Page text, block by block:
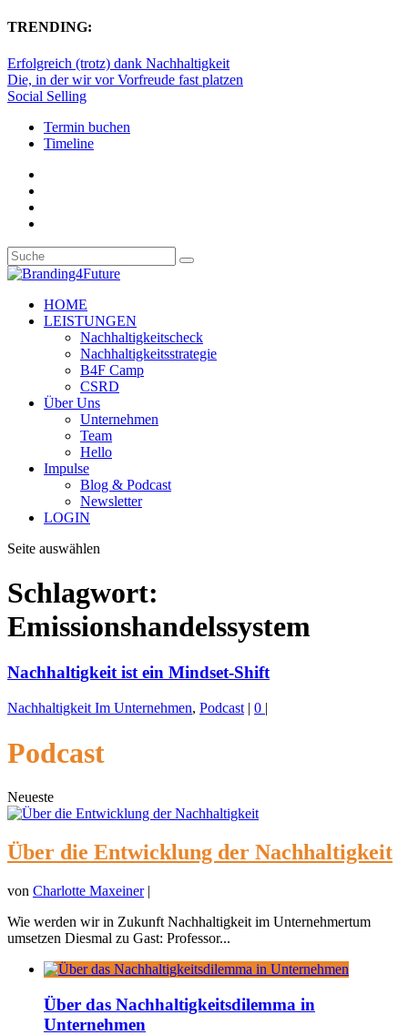
TRENDING:
Erfolgreich (trotz) dank Nachhaltigkeit
Die, in der wir vor Vorfreude fast platzen
Social Selling
Termin buchen
Timeline
HOME
LEISTUNGEN
Nachhaltigkeitscheck
Nachhaltigkeitsstrategie
B4F Camp
CSRD
Über Uns
Unternehmen
Team
Hello
Impulse
Blog & Podcast
Newsletter
LOGIN
Seite auswählen
Schlagwort:
Emissionshandelssystem
Nachhaltigkeit ist ein Mindset-Shift
Nachhaltigkeit Im Unternehmen, Podcast | 0 |
Podcast
Neueste
Über die Entwicklung der Nachhaltigkeit
von Charlotte Maxeiner|
Wie werden wir in Zukunft Nachhaltigkeit im Unternehmertum
umsetzen Diesmal zu Gast: Professor...
Über das Nachhaltigkeitsdilemma in
Unternehmen